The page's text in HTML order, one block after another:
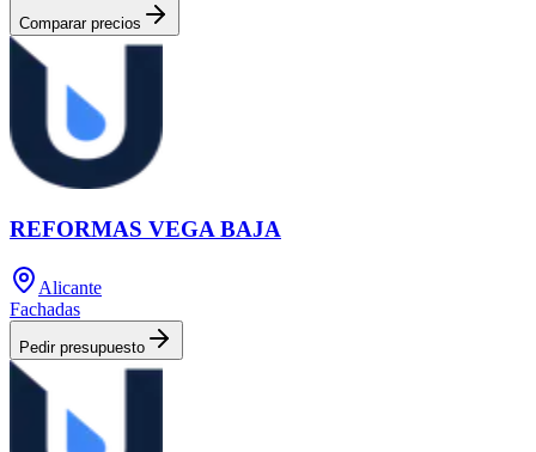
Comparar precios
REFORMAS VEGA BAJA
Alicante
Fachadas
Pedir presupuesto